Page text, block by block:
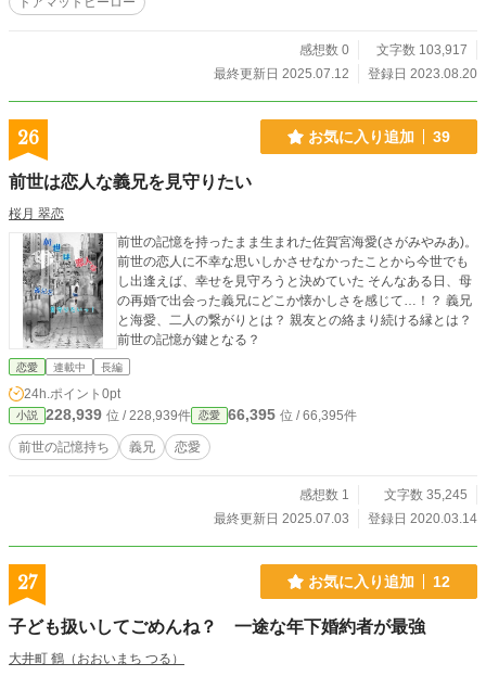
も投稿しています。番外編のみNolaノベルでも投稿しています。 本編と番外編1
感想数 0
文字数 103,917
最終更新日 2025.07.12
登録日 2023.08.20
26 お気に入り追加 39
前世は恋人な義兄を見守りたい
桜月 翠恋
前世の記憶を持ったまま生まれた佐賀宮海愛(さがみやみあ)。
前世の恋人に不幸な思いしかさせなかったことから今世でも
し出逢えば、幸せを見守ろうと決めていた そんなある日、母
の再婚で出会った義兄にどこか懐かしさを感じて…！？ 義兄
と海愛、二人の繋がりとは？ 親友との絡まり続ける縁とは？
前世の記憶が鍵となる？
恋愛 連載中 長編
24h.ポイント 0pt
小説 228,939 位 / 228,939件 恋愛 66,395 位 / 66,395件
前世の記憶持ち 義兄 恋愛
感想数 1
文字数 35,245
最終更新日 2025.07.03
登録日 2020.03.14
27 お気に入り追加 12
子ども扱いしてごめんね？ 一途な年下婚約者が最強
大井町 鶴（おおいまち つる）